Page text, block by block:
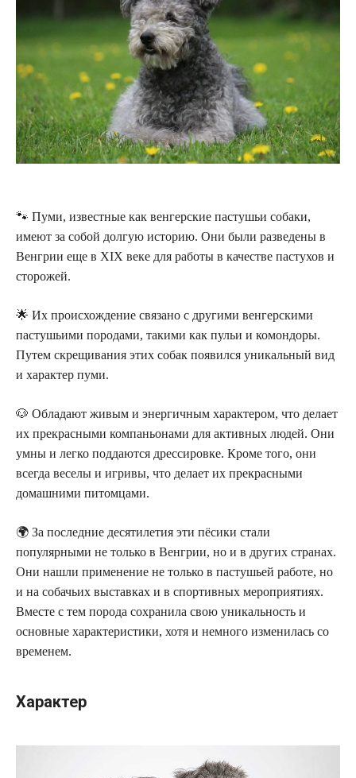
🐾 Пуми, известные как венгерские пастушьи собаки,
имеют за собой долгую историю. Они были разведены в
Венгрии еще в XIX веке для работы в качестве пастухов и
сторожей.
🌟 Их происхождение связано с другими венгерскими
пастушьими породами, такими как пульи и комондоры.
Путем скрещивания этих собак появился уникальный вид
и характер пуми.
🐶 Обладают живым и энергичным характером, что делает
их прекрасными компаньонами для активных людей. Они
умны и легко поддаются дрессировке. Кроме того, они
всегда веселы и игривы, что делает их прекрасными
домашними питомцами.
🌍 За последние десятилетия эти пёсики стали
популярными не только в Венгрии, но и в других странах.
Они нашли применение не только в пастушьей работе, но
и на собачьих выставках и в спортивных мероприятиях.
Вместе с тем порода сохранила свою уникальность и
основные характеристики, хотя и немного изменилась со
временем.
Характер